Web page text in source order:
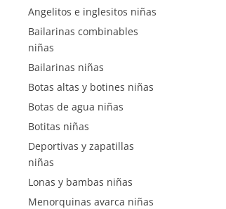
Angelitos e inglesitos niñas
Bailarinas combinables
niñas
Bailarinas niñas
Botas altas y botines niñas
Botas de agua niñas
Botitas niñas
Deportivas y zapatillas
niñas
Lonas y bambas niñas
Menorquinas avarca niñas